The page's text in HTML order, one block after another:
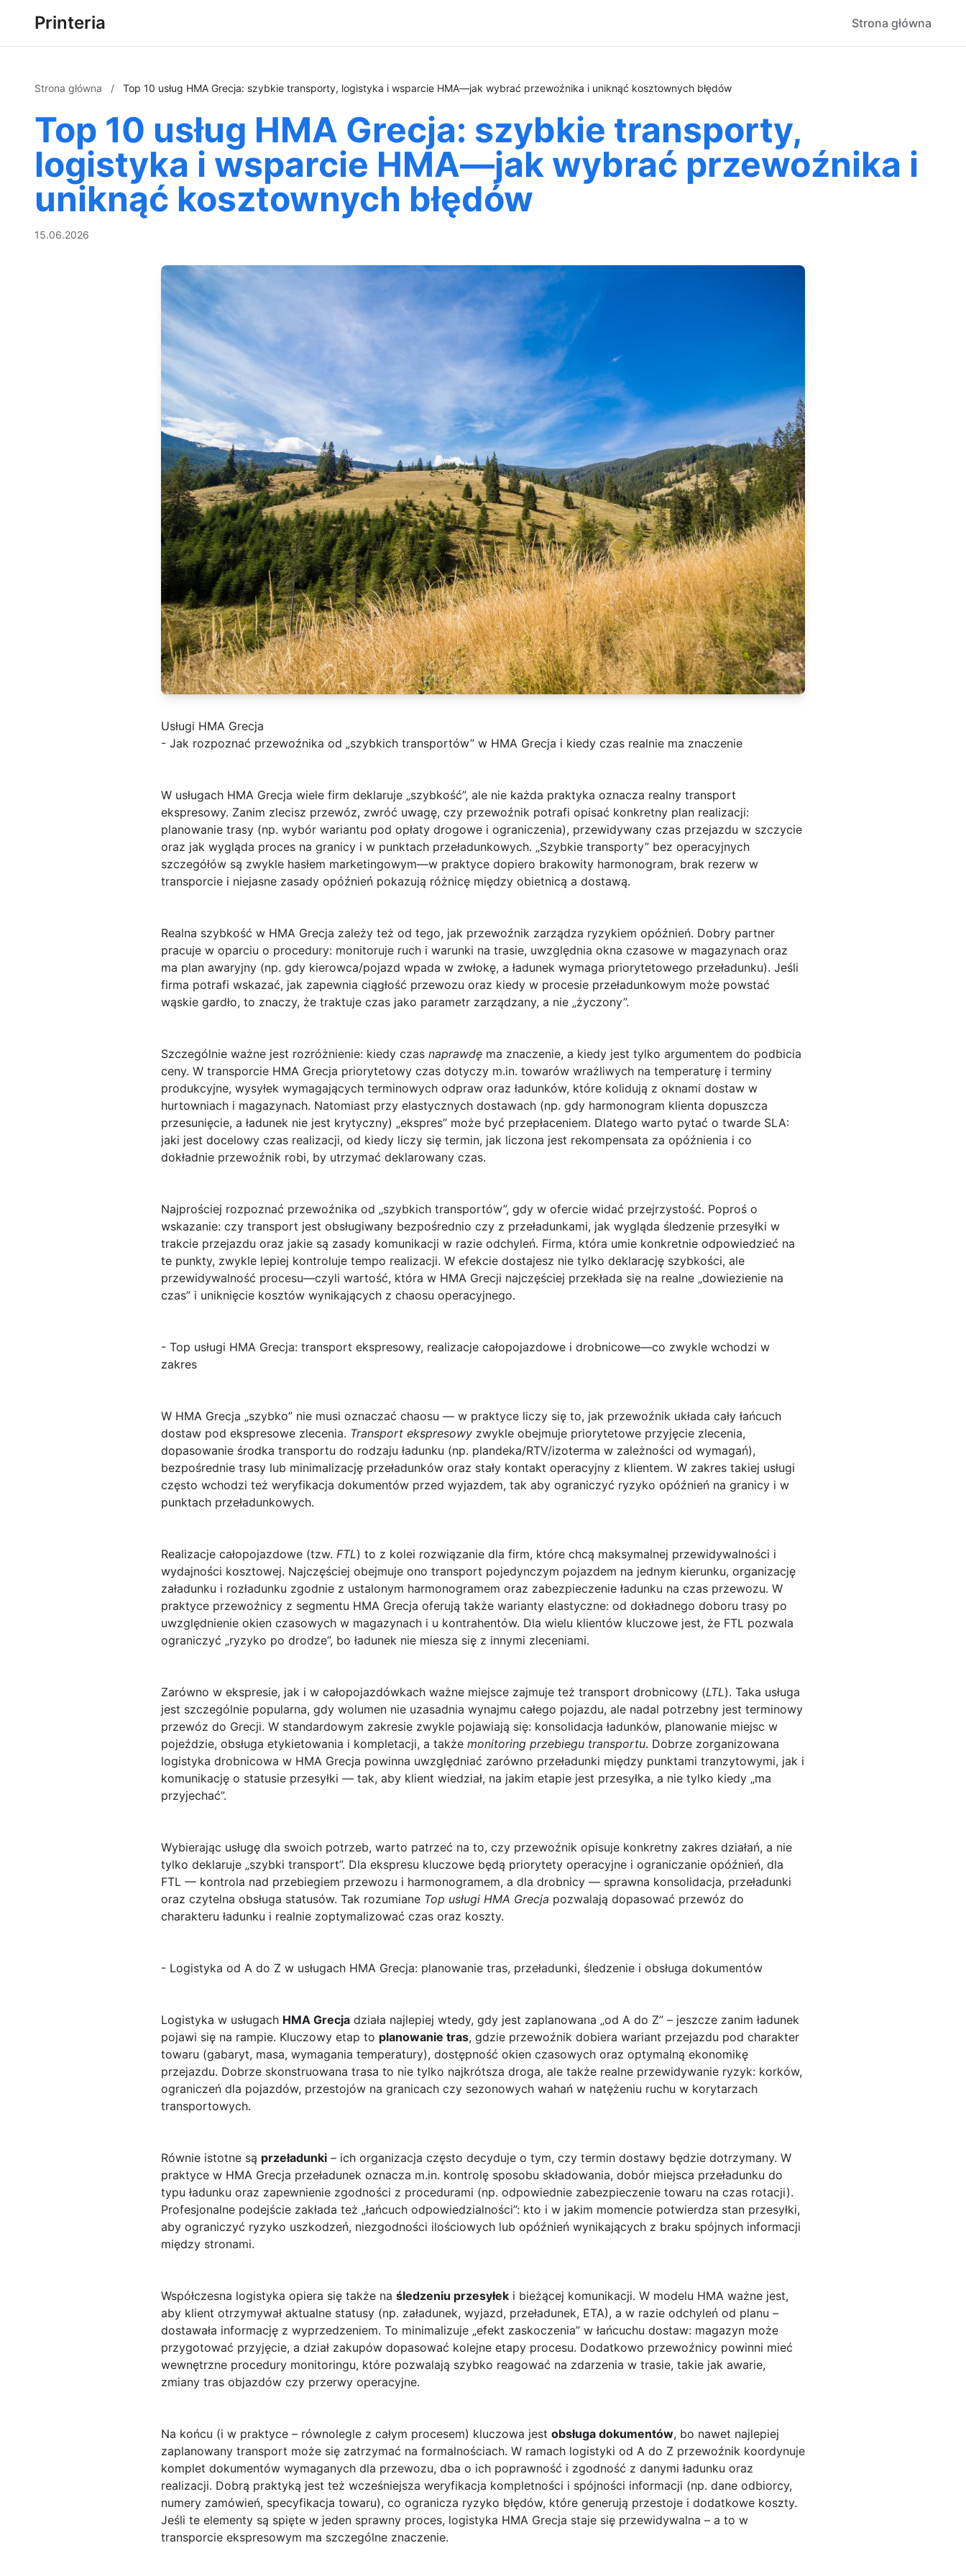
Printeria Strona główna
Strona główna / Top 10 usług HMA Grecja: szybkie transporty, logistyka i wsparcie HMA—jak wybrać przewoźnika i uniknąć kosztownych błędów
Top 10 usług HMA Grecja: szybkie transporty,
logistyka i wsparcie HMA—jak wybrać przewoźnika i
uniknąć kosztownych błędów
15.06.2026
Usługi HMA Grecja
- Jak rozpoznać przewoźnika od „szybkich transportów” w HMA Grecja i kiedy czas realnie ma znaczenie
W usługach HMA Grecja wiele firm deklaruje „szybkość”, ale nie każda praktyka oznacza realny transport
ekspresowy. Zanim zlecisz przewóz, zwróć uwagę, czy przewoźnik potrafi opisać konkretny plan realizacji:
planowanie trasy (np. wybór wariantu pod opłaty drogowe i ograniczenia), przewidywany czas przejazdu w szczycie
oraz jak wygląda proces na granicy i w punktach przeładunkowych. „Szybkie transporty” bez operacyjnych
szczegółów są zwykle hasłem marketingowym—w praktyce dopiero brakowity harmonogram, brak rezerw w
transporcie i niejasne zasady opóźnień pokazują różnicę między obietnicą a dostawą.
Realna szybkość w HMA Grecja zależy też od tego, jak przewoźnik zarządza ryzykiem opóźnień. Dobry partner
pracuje w oparciu o procedury: monitoruje ruch i warunki na trasie, uwzględnia okna czasowe w magazynach oraz
ma plan awaryjny (np. gdy kierowca/pojazd wpada w zwłokę, a ładunek wymaga priorytetowego przeładunku). Jeśli
firma potrafi wskazać, jak zapewnia ciągłość przewozu oraz kiedy w procesie przeładunkowym może powstać
wąskie gardło, to znaczy, że traktuje czas jako parametr zarządzany, a nie „życzony”.
Szczególnie ważne jest rozróżnienie: kiedy czas naprawdę ma znaczenie, a kiedy jest tylko argumentem do podbicia
ceny. W transporcie HMA Grecja priorytetowy czas dotyczy m.in. towarów wrażliwych na temperaturę i terminy
produkcyjne, wysyłek wymagających terminowych odpraw oraz ładunków, które kolidują z oknami dostaw w
hurtowniach i magazynach. Natomiast przy elastycznych dostawach (np. gdy harmonogram klienta dopuszcza
przesunięcie, a ładunek nie jest krytyczny) „ekspres” może być przepłaceniem. Dlatego warto pytać o twarde SLA:
jaki jest docelowy czas realizacji, od kiedy liczy się termin, jak liczona jest rekompensata za opóźnienia i co
dokładnie przewoźnik robi, by utrzymać deklarowany czas.
Najprościej rozpoznać przewoźnika od „szybkich transportów”, gdy w ofercie widać przejrzystość. Poproś o
wskazanie: czy transport jest obsługiwany bezpośrednio czy z przeładunkami, jak wygląda śledzenie przesyłki w
trakcie przejazdu oraz jakie są zasady komunikacji w razie odchyleń. Firma, która umie konkretnie odpowiedzieć na
te punkty, zwykle lepiej kontroluje tempo realizacji. W efekcie dostajesz nie tylko deklarację szybkości, ale
przewidywalność procesu—czyli wartość, która w HMA Grecji najczęściej przekłada się na realne „dowiezienie na
czas” i uniknięcie kosztów wynikających z chaosu operacyjnego.
- Top usługi HMA Grecja: transport ekspresowy, realizacje całopojazdowe i drobnicowe—co zwykle wchodzi w
zakres
W HMA Grecja „szybko” nie musi oznaczać chaosu — w praktyce liczy się to, jak przewoźnik układa cały łańcuch
dostaw pod ekspresowe zlecenia. Transport ekspresowy zwykle obejmuje priorytetowe przyjęcie zlecenia,
dopasowanie środka transportu do rodzaju ładunku (np. plandeka/RTV/izoterma w zależności od wymagań),
bezpośrednie trasy lub minimalizację przeładunków oraz stały kontakt operacyjny z klientem. W zakres takiej usługi
często wchodzi też weryfikacja dokumentów przed wyjazdem, tak aby ograniczyć ryzyko opóźnień na granicy i w
punktach przeładunkowych.
Realizacje całopojazdowe (tzw. FTL) to z kolei rozwiązanie dla firm, które chcą maksymalnej przewidywalności i
wydajności kosztowej. Najczęściej obejmuje ono transport pojedynczym pojazdem na jednym kierunku, organizację
załadunku i rozładunku zgodnie z ustalonym harmonogramem oraz zabezpieczenie ładunku na czas przewozu. W
praktyce przewoźnicy z segmentu HMA Grecja oferują także warianty elastyczne: od dokładnego doboru trasy po
uwzględnienie okien czasowych w magazynach i u kontrahentów. Dla wielu klientów kluczowe jest, że FTL pozwala
ograniczyć „ryzyko po drodze”, bo ładunek nie miesza się z innymi zleceniami.
Zarówno w ekspresie, jak i w całopojazdówkach ważne miejsce zajmuje też transport drobnicowy (LTL). Taka usługa
jest szczególnie popularna, gdy wolumen nie uzasadnia wynajmu całego pojazdu, ale nadal potrzebny jest terminowy
przewóz do Grecji. W standardowym zakresie zwykle pojawiają się: konsolidacja ładunków, planowanie miejsc w
pojeździe, obsługa etykietowania i kompletacji, a także monitoring przebiegu transportu. Dobrze zorganizowana
logistyka drobnicowa w HMA Grecja powinna uwzględniać zarówno przeładunki między punktami tranzytowymi, jak i
komunikację o statusie przesyłki — tak, aby klient wiedział, na jakim etapie jest przesyłka, a nie tylko kiedy „ma
przyjechać”.
Wybierając usługę dla swoich potrzeb, warto patrzeć na to, czy przewoźnik opisuje konkretny zakres działań, a nie
tylko deklaruje „szybki transport”. Dla ekspresu kluczowe będą priorytety operacyjne i ograniczanie opóźnień, dla
FTL — kontrola nad przebiegiem przewozu i harmonogramem, a dla drobnicy — sprawna konsolidacja, przeładunki
oraz czytelna obsługa statusów. Tak rozumiane Top usługi HMA Grecja pozwalają dopasować przewóz do
charakteru ładunku i realnie zoptymalizować czas oraz koszty.
- Logistyka od A do Z w usługach HMA Grecja: planowanie tras, przeładunki, śledzenie i obsługa dokumentów
Logistyka w usługach HMA Grecja działa najlepiej wtedy, gdy jest zaplanowana „od A do Z” – jeszcze zanim ładunek
pojawi się na rampie. Kluczowy etap to planowanie tras, gdzie przewoźnik dobiera wariant przejazdu pod charakter
towaru (gabaryt, masa, wymagania temperatury), dostępność okien czasowych oraz optymalną ekonomikę
przejazdu. Dobrze skonstruowana trasa to nie tylko najkrótsza droga, ale także realne przewidywanie ryzyk: korków,
ograniczeń dla pojazdów, przestojów na granicach czy sezonowych wahań w natężeniu ruchu w korytarzach
transportowych.
Równie istotne są przeładunki – ich organizacja często decyduje o tym, czy termin dostawy będzie dotrzymany. W
praktyce w HMA Grecja przeładunek oznacza m.in. kontrolę sposobu składowania, dobór miejsca przeładunku do
typu ładunku oraz zapewnienie zgodności z procedurami (np. odpowiednie zabezpieczenie towaru na czas rotacji).
Profesjonalne podejście zakłada też „łańcuch odpowiedzialności”: kto i w jakim momencie potwierdza stan przesyłki,
aby ograniczyć ryzyko uszkodzeń, niezgodności ilościowych lub opóźnień wynikających z braku spójnych informacji
między stronami.
Współczesna logistyka opiera się także na śledzeniu przesyłek i bieżącej komunikacji. W modelu HMA ważne jest,
aby klient otrzymywał aktualne statusy (np. załadunek, wyjazd, przeładunek, ETA), a w razie odchyleń od planu –
dostawała informację z wyprzedzeniem. To minimalizuje „efekt zaskoczenia” w łańcuchu dostaw: magazyn może
przygotować przyjęcie, a dział zakupów dopasować kolejne etapy procesu. Dodatkowo przewoźnicy powinni mieć
wewnętrzne procedury monitoringu, które pozwalają szybko reagować na zdarzenia w trasie, takie jak awarie,
zmiany tras objazdów czy przerwy operacyjne.
Na końcu (i w praktyce – równolegle z całym procesem) kluczowa jest obsługa dokumentów, bo nawet najlepiej
zaplanowany transport może się zatrzymać na formalnościach. W ramach logistyki od A do Z przewoźnik koordynuje
komplet dokumentów wymaganych dla przewozu, dba o ich poprawność i zgodność z danymi ładunku oraz
realizacji. Dobrą praktyką jest też wcześniejsza weryfikacja kompletności i spójności informacji (np. dane odbiorcy,
numery zamówień, specyfikacja towaru), co ogranicza ryzyko błędów, które generują przestoje i dodatkowe koszty.
Jeśli te elementy są spięte w jeden sprawny proces, logistyka HMA Grecja staje się przewidywalna – a to w
transporcie ekspresowym ma szczególne znaczenie.